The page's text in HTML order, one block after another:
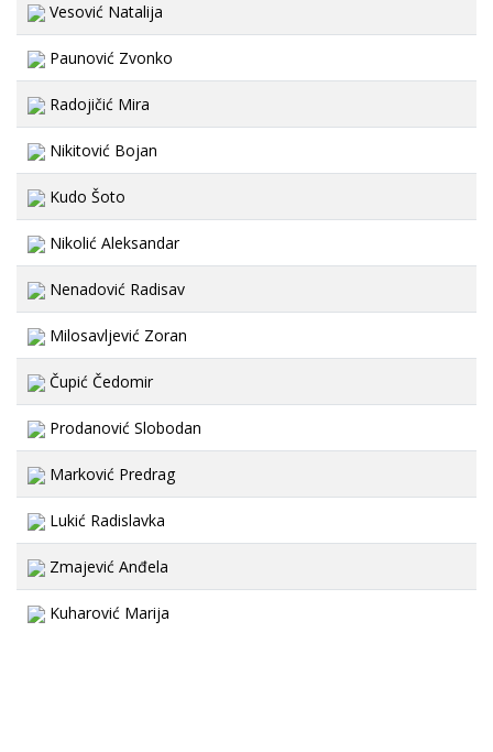
Vesović Natalija
Paunović Zvonko
Radojičić Mira
Nikitović Bojan
Kudo Šoto
Nikolić Aleksandar
Nenadović Radisav
Milosavljević Zoran
Čupić Čedomir
Prodanović Slobodan
Marković Predrag
Lukić Radislavka
Zmajević Anđela
Kuharović Marija